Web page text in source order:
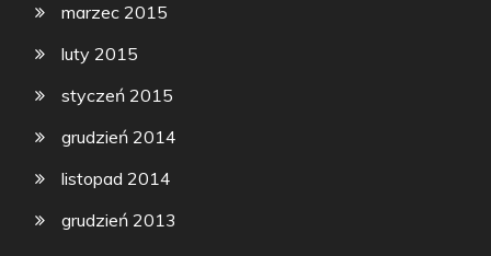
marzec 2015
luty 2015
styczeń 2015
grudzień 2014
listopad 2014
grudzień 2013